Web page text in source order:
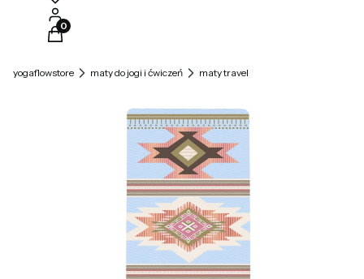
Produkty w koszyku: 0. Zobacz szczegóły
yogaflowstore maty do jogi i ćwiczeń maty travel